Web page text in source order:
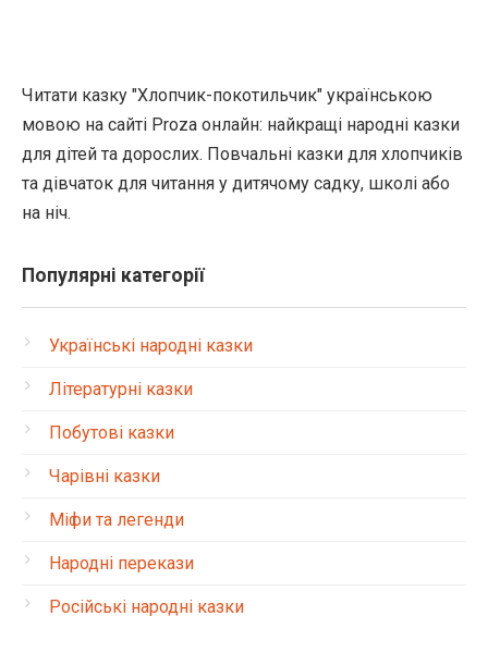
Читати казку "Хлопчик-покотильчик" українською
мовою на сайті Proza онлайн: найкращі народні казки
для дітей та дорослих. Повчальні казки для хлопчиків
та дівчаток для читання у дитячому садку, школі або
на ніч.
Популярні категорії
Українські народні казки
Літературні казки
Побутові казки
Чарівні казки
Міфи та легенди
Народні перекази
Російські народні казки